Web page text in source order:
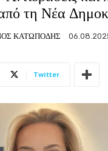
τη Νέα
ΚΑΤΩΠΟΔΗΣ
Twitter